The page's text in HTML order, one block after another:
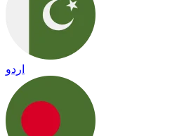
اردو